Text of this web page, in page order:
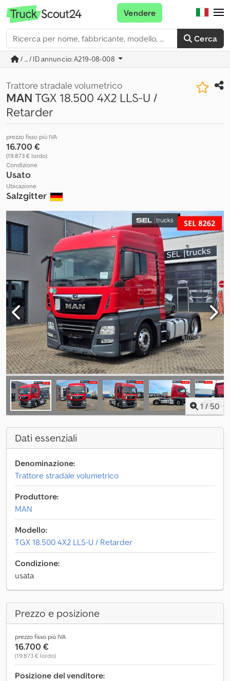
Cerca
Vendere
/ ... / ID annuncio: A219-08-008
Trattore stradale volumetrico
MANTGX 18.500 4X2 LLS-U /
Retarder
prezzo fisso più IVA
16.700 €
(19.873 € lordo)
Condizione
Usato
Ubicazione
Salzgitter
1 / 50
Dati essenziali
Denominazione:
Trattore stradale volumetrico
Produttore:
MAN
Modello:
TGX 18.500 4X2 LLS-U / Retarder
Condizione:
usata
Prezzo e posizione
prezzo fisso più IVA
16.700 €
(19.873 € lordo)
Posizione del venditore: